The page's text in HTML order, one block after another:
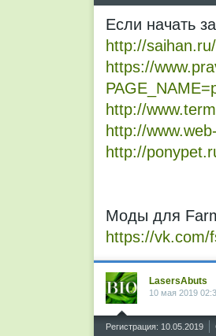
Если начать
http://
https://
http://
http://
http://
Моды для
https://vk.com/
LasersAbuts
10 мая 2019
Регистрация: 10.05.2019